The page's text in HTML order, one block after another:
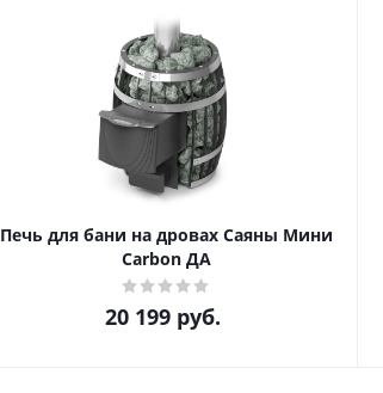
Печь для бани на дровах Саяны Мини
Carbon ДА
20 199руб.